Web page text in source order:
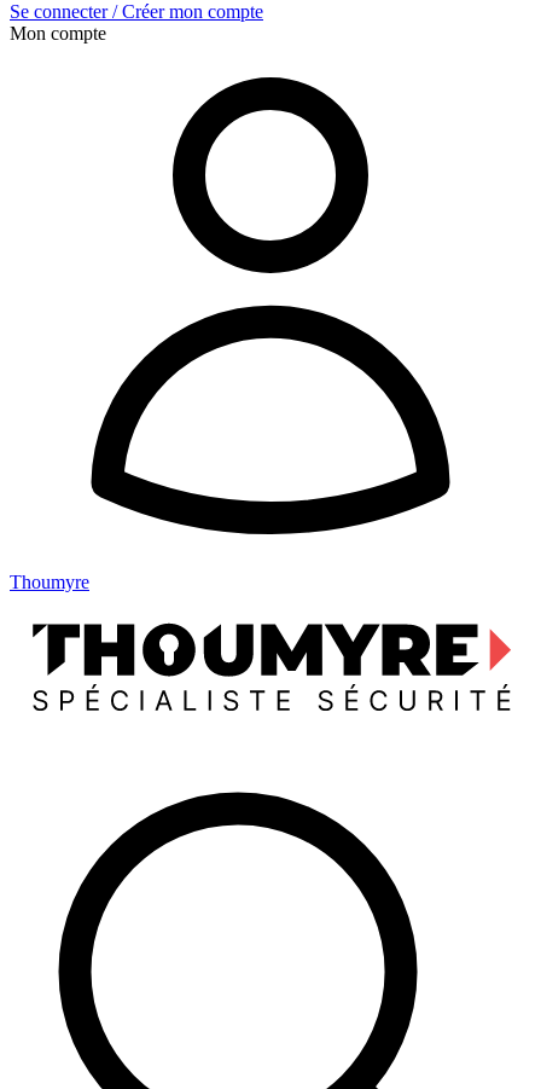
Se connecter / Créer mon compte
Mon compte
Thoumyre